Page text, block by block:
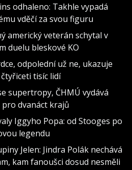
odhaleno: Takhle vypadá
vděčí za svou figuru
americký veterán schytal v
duelu bleskové KO
odpolední už ne, ukazuje
tisíc lidí
supertropy, ČHMÚ vydává
dvanáct krajů
Iggyho Popa: od Stooges po
legendu
Jelen: Jindra Polák nechává
kam fanoušci dosud nesměli